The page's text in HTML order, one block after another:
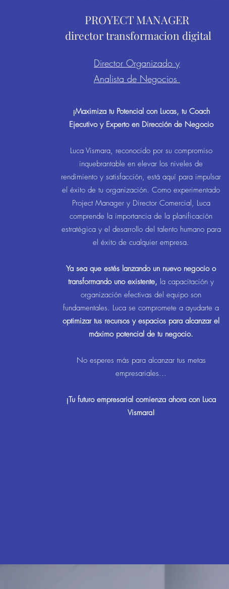
PROYECT MANAGER
director transformacion digital
Director Organizado y
Analista de Negocios
¡Maximiza tu Potencial con Lucas, tu Coach
Ejecutivo y Experto en Dirección de Negocio
Luca Vismara, reconocido por su compromiso
inquebrantable en elevar los niveles de
rendimiento y satisfacción, está aquí para impulsar
el éxito de tu organización. Como experimentado
Project Manager y Director Comercial, Luca
comprende la importancia de la planificación
estratégica y el desarrollo del talento humano para
el éxito de cualquier empresa.
Ya sea que estés lanzando un nuevo negocio o
transformando uno existente, la capacitación y
organización efectivas del equipo son
fundamentales. Luca se compromete a ayudarte a
optimizar tus recursos y espacios para alcanzar el
máximo potencial de tu negocio.
No esperes más para alcanzar tus metas
empresariales...
¡Tu futuro empresarial comienza ahora con Luca
Vismara!